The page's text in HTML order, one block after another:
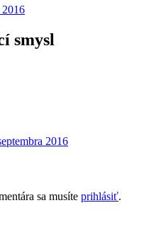
2016
smysl
2016
sa musíte prihlásiť.